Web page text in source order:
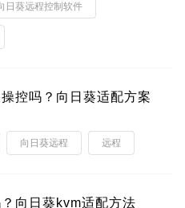
日葵远程控制软件
控吗？向日葵适配方案
向日葵远程 远程
向日葵kvm适配方法